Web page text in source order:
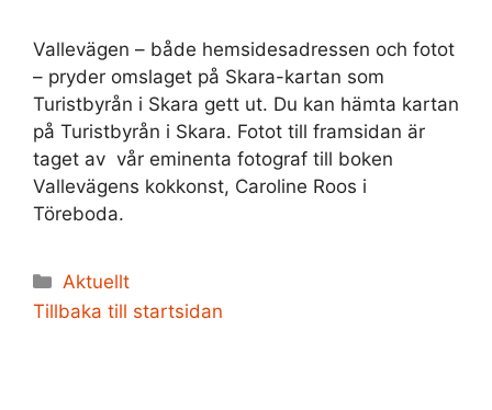
Vallevägen – både hemsidesadressen och fotot
– pryder omslaget på Skara-kartan som
Turistbyrån i Skara gett ut. Du kan hämta kartan
på Turistbyrån i Skara. Fotot till framsidan är
taget av vår eminenta fotograf till boken
Vallevägens kokkonst, Caroline Roos i
Töreboda.
Kategorier
Aktuellt
Tillbaka till startsidan